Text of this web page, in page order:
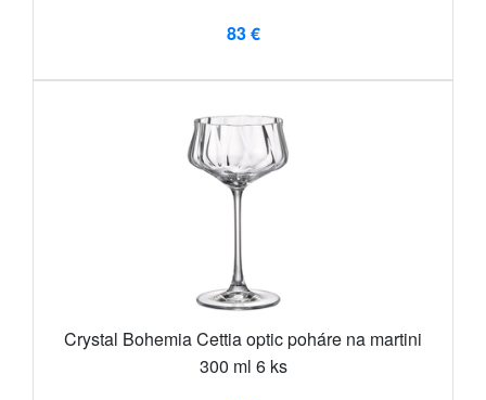
83 €
Crystal Bohemia Cettia optic poháre na martini
300 ml 6 ks